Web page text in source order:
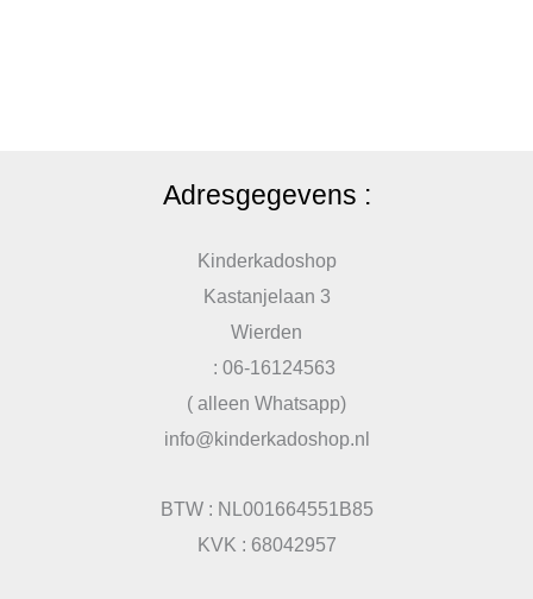
Adresgegevens :
Kinderkadoshop
Kastanjelaan 3
Wierden
: 06-16124563
( alleen Whatsapp)
info@kinderkadoshop.nl
BTW : NL001664551B85
KVK : 68042957